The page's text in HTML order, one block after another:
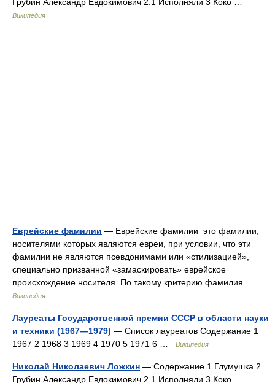
Википедия
Еврейские фамилии — Еврейские фамилии это фамилии,
носителями которых являются евреи, при условии, что эти
фамилии не являются псевдонимами или «стилизацией»,
специально призванной «замаскировать» еврейское
происхождение носителя. По такому критерию фамилия… …
Википедия
Лауреаты Государственной премии СССР в области науки
и техники (1967—1979) — Список лауреатов Содержание 1
1967 2 1968 3 1969 4 1970 5 1971 6 …
Википедия
Николай Николаевич Ложкин — Содержание 1 Глумушка 2
Грубин Александр Евдокимович 2.1 Исполняли 3 Коко …